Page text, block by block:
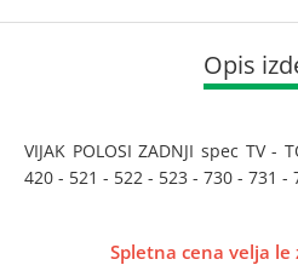
Opis
VIJAK POLOSI ZADNJI spec TV -
420 - 521 - 522 - 523 - 730 - 731 -
Spletna cena velja